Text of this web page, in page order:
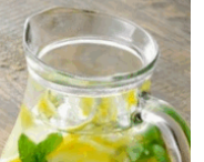
ki a
Vásárlásaink
aloés
szereket,
e széleskörű